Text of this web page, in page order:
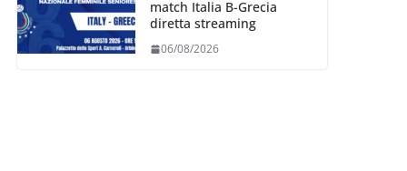
match Italia B-Grecia
diretta streaming
06/08/2026